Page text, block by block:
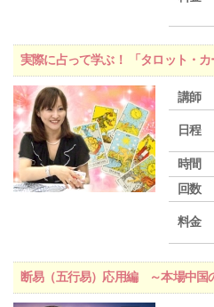
実際に占って学ぶ！ 「タロット・カ
講師
日程
時間
回数
料金
断易（五行易）応用編 ～本場中国